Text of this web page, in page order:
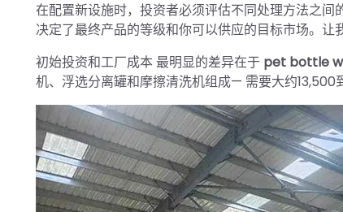
在配置新设施时，投资者必须评估不同处理方法之
决定了最终产品的等级和你可以供应的目标市场。让
初始投资和工厂成本 最明显的差异在于 pet bottle
机、浮选分离罐和摩擦清洗机组成— 需要大约13,500